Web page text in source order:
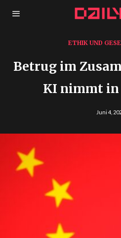
ETHIK UND
Betrug im
KI nimmt in
Juni 4,